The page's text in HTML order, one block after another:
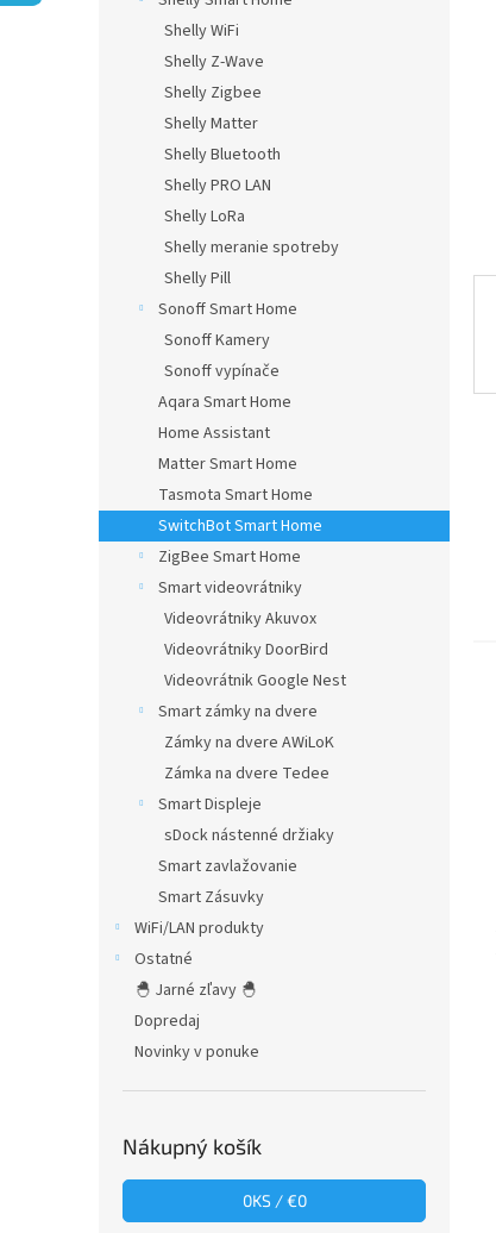
Shelly WiFi
Shelly Z-Wave
Shelly Zigbee
Shelly Matter
Shelly Bluetooth
Shelly PRO LAN
Shelly LoRa
Shelly meranie spotreby
Shelly Pill
Sonoff Smart Home
Sonoff Kamery
Sonoff vypínače
Aqara Smart Home
Home Assistant
Matter Smart Home
Tasmota Smart Home
SwitchBot Smart Home
ZigBee Smart Home
Smart videovrátniky
Videovrátniky Akuvox
Videovrátniky DoorBird
Videovrátnik Google Nest
Smart zámky na dvere
Zámky na dvere AWiLoK
Zámka na dvere Tedee
Smart Displeje
sDock nástenné držiaky
Smart zavlažovanie
Smart Zásuvky
WiFi/LAN produkty
Ostatné
🐣 Jarné zľavy 🐣
Dopredaj
Novinky v ponuke
Nákupný košík
0KS /€0